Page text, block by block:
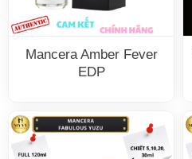
Mancera Amber Fever
EDP